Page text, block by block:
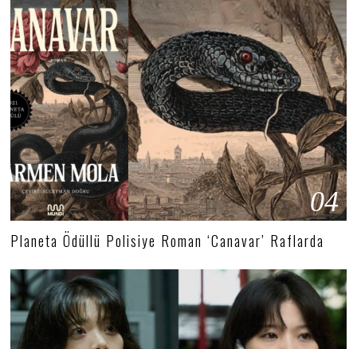
04
Planeta Ödüllü Polisiye Roman ‘Canavar’ Raflarda